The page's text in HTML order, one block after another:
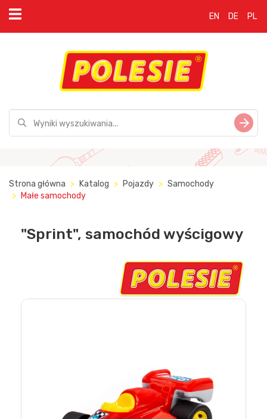
EN DE PL
Strona główna Katalog Pojazdy
Samochody
Małe samochody
"Sprint", samochód wyścigowy